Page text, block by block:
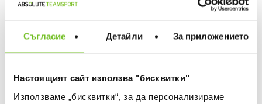
Съгласие Детайли За приложението
Настоящият сайт използва "бисквитки"
Използваме „бисквитки“, за да персонализираме
БЕЗПЛАТНА ДОСТАВКА НАД 50 €.
30 ДНИ БЕЗПЛАТНО ВРЪЩАНЕ